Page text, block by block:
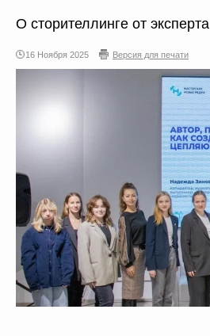
О сторителлинге от эксперта
16 Ноября 2025 Версия для печати